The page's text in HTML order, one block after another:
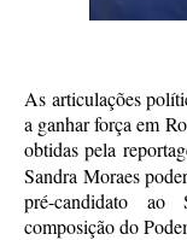
As articulações
a ganhar força em
obtidas pela
Sandra Moraes
pré-candidato ao
composição do